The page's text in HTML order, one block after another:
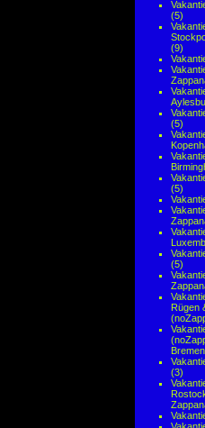
(5)
(9)
(5)
(5)
(5)
Rügen
Bremen
(3)